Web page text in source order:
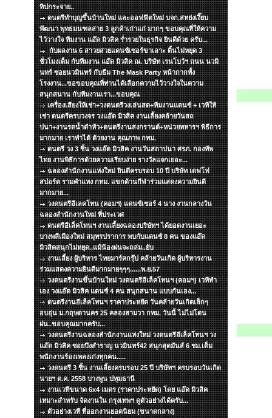
ทิปกระจาย..
ดนตรีทำบุญขึ้นบ้านใหม่ และออฟฟิตใหม่ บจก.สหย่งเงี๊ยบ
พัฒนา พุทธมนฑลสาย 3 ลูกค้าเก่าแก่ มากๆ ขอบคุณที่ให้ความ
ไว้วางใจ ทีมงาน แอ๊ด มิวสิค ร่ำรวยในธุรกิจ ยินดีด้วย ครับ...
กับผลงาน 6 สาวยสวยแดนซ์เซอร์ขาเลาะ ดิ้นไม่หยุด 3
ชั่วโมงเต็ม กับทีมงาน แอ๊ด มิวสิค ณ. บริษัท เรนโบว์ฯ ถนน นวมิ
นทร์ ซอยนวมินทร์ กับธีม The Mask Party หน้ากากทั้ง
โรงงาน...ขอขอบคุณที่ท่านได้เลือกความไว้วางใจในความ
สนุกสนาน กับทีมงานเรา...ขอบคุณ
เครื่องเสียงให้เช่า+วงดนตรีวงเล่นสด+ทีมงานแดนซ์ + เวทีให้
เช่า ดนตรีครบวงจร วงแอ๊ด มิวสิค งานเลี้ยงคล้ายวันสถ
ปนา+งานรดน้ำดำหัว+ดนตรีงานสงกรานต์+หน่วยทหารฯ พิธีการ
มากมาย เราทำได้ ด้วยงาน คุณภาพ กทม.
ดนตรี วง 3 ชิ้น วงแอ๊ด มิวสิค งานวันสถาปนา ศรภ. กองทัพ
ไทย งานพิธีการด้วยความเรียบง่าย รางวัลแจกเยอะ...
ฉลองสำนักงานแห่งใหม่ ยินดีครบรอบ 10 ปี บริษัท เดฟโฟ
สปอร์ต รามคำแหง กทม. แขกด้านกีฬาร่วมแสดงความยินดี
มากมาย...
วงดนตรีอีเลคโทน (คอมฯ) แดนซ์เซอร์ 4 นาง งานกลางวัน
ฉลองสำนักงานใหม่ ที่ประเวศ
ดนตรีอีเล็คโทนฯ งานเลี้ยงฉลองบริษัทฯ ได้ยอดงานเยอะ
บางพลีเมืองใหม่ สมุทรปราการ พบกับแดนซ์ 8 คน ของแอ๊ด
มิวสิคสนุกไม่หยุด..แม้น้องฝนจะถล่ม..ยับ
งานเลี้ยง ผู้บริหาร ไทยมาร์คกรุ๊ป คล้ายวันเกิด ผู้บริหารงาน
ร่วมแสดงความยินดีมากมายๆๆๆ......พ.ย.57
วงดนตรีงานขึ้นบ้านใหม่ วงดนตรีอีเล็คโทนฯ (คอมฯ) เวทีทำ
เอง วงแอ๊ด มิวสิค แดนซ์ 4 คน สนุกสนาน แบบกันเอง...
ดนตรีงานอีเล็คโทนฯ ราคาประหยัด วันคล้ายวันเกิดเล็กๆ
อบอุ่น ม.กฤษดานคร 25 คลองสามวา กทม. วันนี้ ไม่ไม่โดน
ฝน..ขอบคุณมากครับ...
วงดนตรีงานฉลองสำนักงานแห่งใหม่ วงดนตรีอีเล็คโทนฯ วง
แอ๊ด มิวสิค ซอยบึงสำราญ นวมินทร์42 สนุกสุดมันส์ 6 ชม.เต็ม
พนักงานร้องเพลงเก่งทุกคน.....
วงดนตรี 3 ชิ้น งานเลี้ยงครบรอบ 25 ปี บริษัทฯ ครบรอบวันเกิด
นายฯ ต.ค. 2558 บางพูน ปทุมธานี
งานเวทีขนาด 6x4 เมตร (ราคาประหยัด) โดย แอ๊ด มิวสิค
เหมาะสำหรับ จัดงานใน กรุงเทพฯ ดูตัวอย่างได้ครับ...
ตัวอย่างเวที ที่ออกงานยอดนิยม (ขนาดกลาง)